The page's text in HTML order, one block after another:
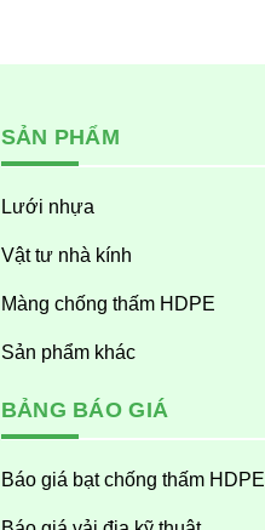
SẢN PHẨM
Lưới nhựa
Vật tư nhà kính
Màng chống thấm HDPE
Sản phẩm khác
BẢNG BÁO GIÁ
Báo giá bạt chống thấm HDPE